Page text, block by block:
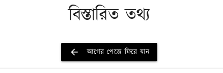
বিস্তারিত তথ্য
arrow_back আগের পেজে ফিরে যান